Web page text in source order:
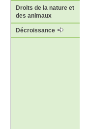
Droits de la nature et
des animaux
Décroissance